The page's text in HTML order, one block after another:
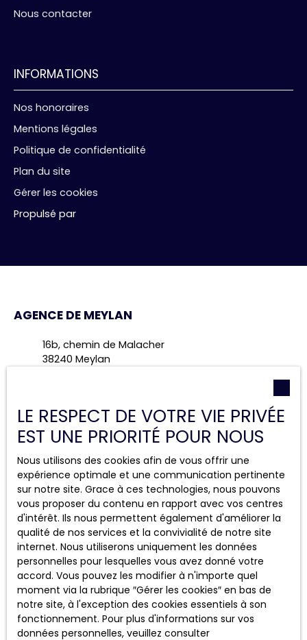
Nous contacter
INFORMATIONS
Nos honoraires
Mentions légales
Politique de confidentialité
Plan du site
Gérer les cookies
Propulsé par
AGENCE DE MEYLAN
16b, chemin de Malacher
38240 Meylan
AGENCE DE SAINT-EGRÈVE
2 avenue du Collège
38120 Saint-Égrève
04 85 92 98 98
LE RESPECT DE VOTRE VIE PRIVÉE
EST UNE PRIORITÉ POUR NOUS
Nous utilisons des cookies afin de vous offrir une
expérience optimale et une communication pertinente
sur notre site. Grace à ces technologies, nous pouvons
vous proposer du contenu en rapport avec vos centres
d'intérêt. Ils nous permettent également d'améliorer la
qualité de nos services et la convivialité de notre site
internet. Nous utiliserons uniquement les données
personnelles pour lesquelles vous avez donné votre
accord. Vous pouvez les modifier à n'importe quel
moment via la rubrique ″Gérer les cookies″ en bas de
notre site, à l'exception des cookies essentiels à son
fonctionnement. Pour plus d'informations sur vos
données personnelles, veuillez consulter